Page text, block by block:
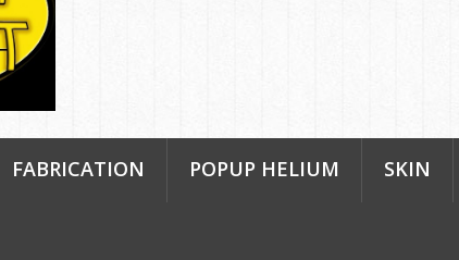
FABRICATION POPUP HELIUM SKIN